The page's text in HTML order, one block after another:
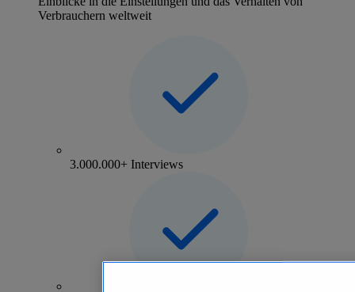
Verbrauchern weltweit
3.000.000+ Interviews